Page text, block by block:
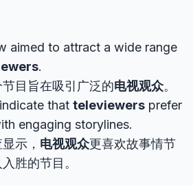
aimed to attract a wide range
.
目旨在吸引广泛的电视观众。
that televiewers prefer
engaging storylines.
示， 电视观众更喜欢故事情节
胜的节目。